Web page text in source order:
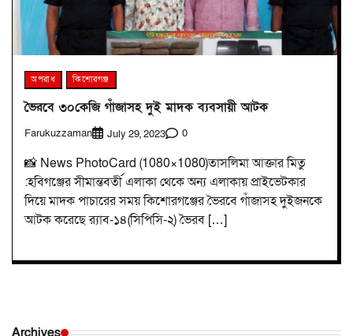
অপরাধ কিশোরগঞ্জ
ভৈরবে ৩০কেজি গাঁজাসহ দুই মাদক ব্যবসায়ী আটক
Farukuzzaman July 29, 2023 0
📸 News PhotoCard (1080×1080)তাসলিমা আক্তার মিতু
:হবিগঞ্জের সীমান্তবর্তী এলাকা থেকে অন্য এলাকায় প্রাইভেটকার
দিয়ে মাদক পাচারের সময় কিশোরগঞ্জের ভৈরবে গাঁজাসহ দুইজনকে
আটক করেছে র‍্যাব-১৪(সিপিসি-২) ভৈরব […]